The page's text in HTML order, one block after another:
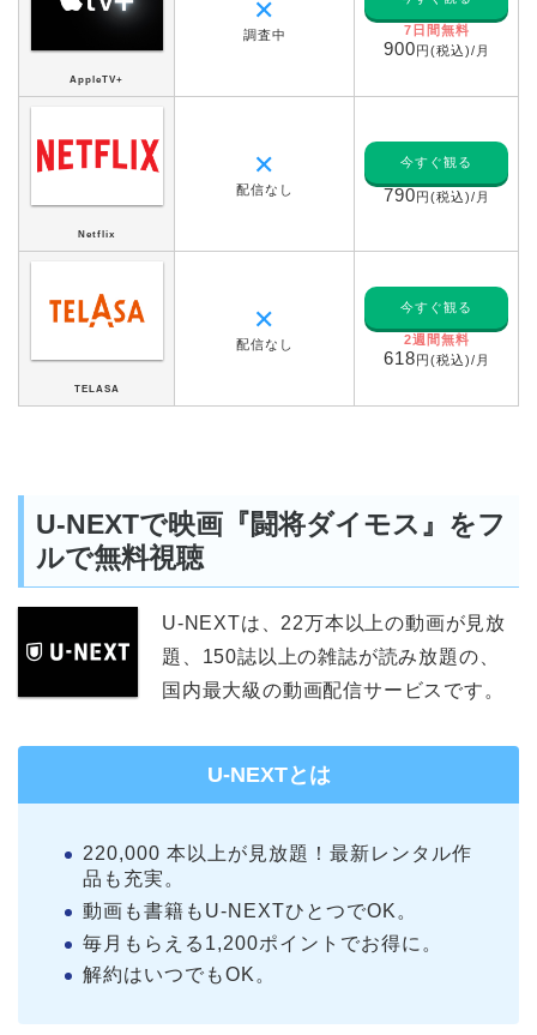
AppleTV+
✕
調査中 7日間無料
900円(税込)/月
Netflix
✕
配信なし
今すぐ観る
790円(税込)/月
TELASA
✕
配信なし
今すぐ観る
2週間無料
618円(税込)/月
U-NEXTで映画『闘将ダイモス』をフ
ルで無料視聴
U-NEXTは、22万本以上の動画が見放
題、150誌以上の雑誌が読み放題の、
国内最大級の動画配信サービスです。
U-NEXTとは
220,000 本以上が見放題！最新レンタル作
品も充実。
動画も書籍もU-NEXTひとつでOK。
毎月もらえる1,200ポイントでお得に。
解約はいつでもOK。